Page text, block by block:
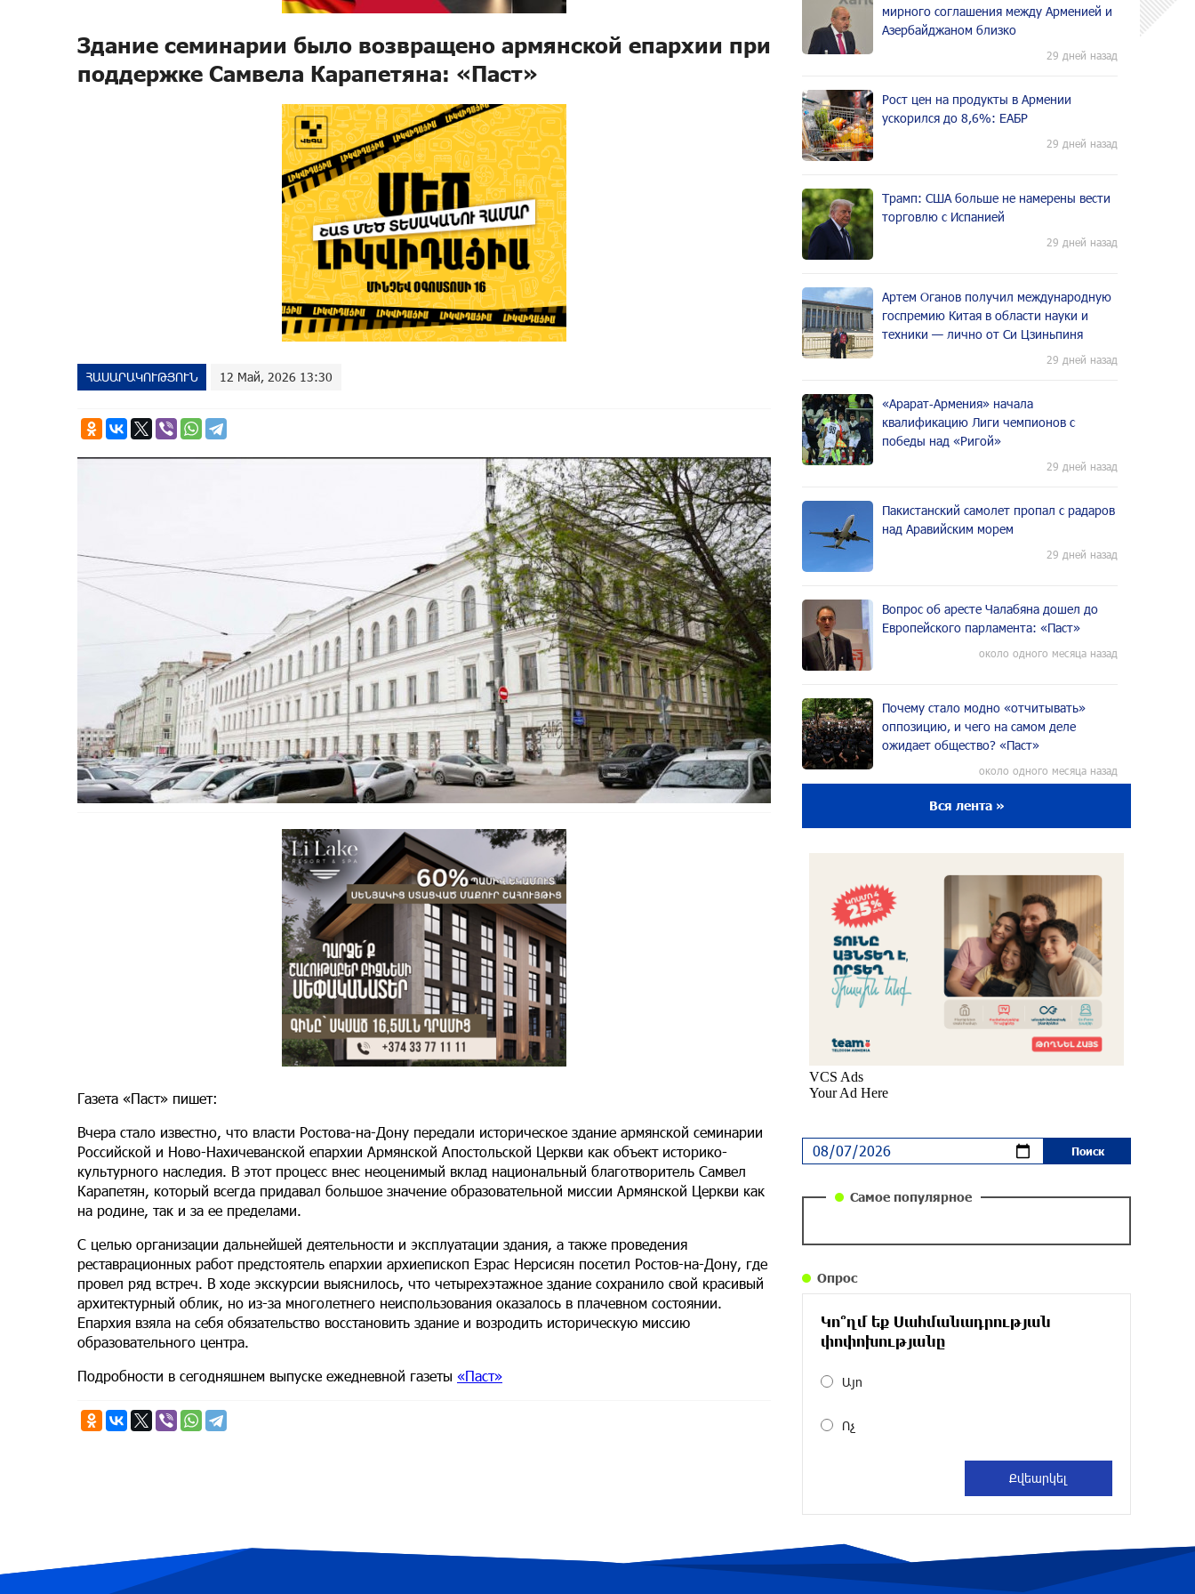
Здание семинарии было возвращено армянской епархии при
поддержке Самвела Карапетяна: «Паст»
ՀԱՍԱՐԱԿՈՒԹՅՈՒՆ 12 Май, 2026 13:30
Газета «Паст» пишет:
Вчера стало известно, что власти Ростова-на-Дону передали историческое здание армянской семинарии
Российской и Ново-Нахичеванской епархии Армянской Апостольской Церкви как объект историко-
культурного наследия. В этот процесс внес неоценимый вклад национальный благотворитель Самвел
Карапетян, который всегда придавал большое значение образовательной миссии Армянской Церкви как
на родине, так и за ее пределами.
С целью организации дальнейшей деятельности и эксплуатации здания, а также проведения
реставрационных работ предстоятель епархии архиепископ Езрас Нерсисян посетил Ростов-на-Дону, где
провел ряд встреч. В ходе экскурсии выяснилось, что четырехэтажное здание сохранило свой красивый
архитектурный облик, но из-за многолетнего неиспользования оказалось в плачевном состоянии.
Епархия взяла на себя обязательство восстановить здание и возродить историческую миссию
образовательного центра.
Подробности в сегодняшнем выпуске ежедневной газеты «Паст»
мирного соглашения между Арменией и
Азербайджаном близко
29 дней назад
Рост цен на продукты в Армении
ускорился до 8,6%: ЕАБР
29 дней назад
Трамп: США больше не намерены вести
торговлю с Испанией
29 дней назад
Артем Оганов получил международную
госпремию Китая в области науки и
техники — лично от Си Цзиньпиня
29 дней назад
«Арарат‑Армения» начала
квалификацию Лиги чемпионов с
победы над «Ригой»
29 дней назад
Пакистанский самолет пропал с радаров
над Аравийским морем
29 дней назад
Вопрос об аресте Чалабяна дошел до
Европейского парламента: «Паст»
около одного месяца назад
Почему стало модно «отчитывать»
оппозицию, и чего на самом деле
ожидает общество? «Паст»
около одного месяца назад
Ложная дилемма мандатов: почему тема
парламентского бойкота оппозиции -
около одного месяца назад
Правовой терроризм как начало
падения власти: пример Гагика
Царукяна и горькие уроки истории:
«Паст»
около одного месяца назад
Размик Марукян стал обладателем
«Росатом» готов построить новые АЭС,
Оппозиция Грузии отказалась от
мандатов и получила обратный
эффект: Нарек Карапетян
Российская теннисистка Алина Чараева
будет представлять Армению
Вся лента »
Самое популярное
Опрос
Կո՞ղմ եք Սահմանադրության
փոփոխությանը
Այո
Ոչ